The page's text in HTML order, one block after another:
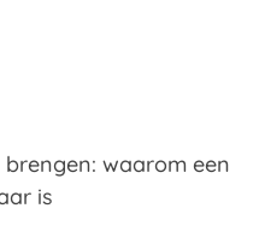
waarom een
is